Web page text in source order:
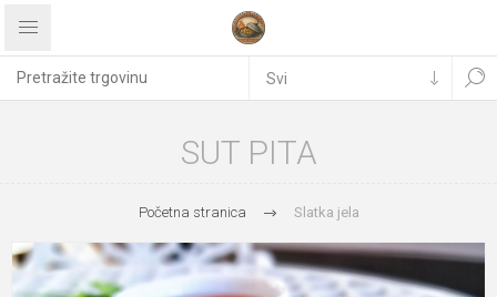
SUT PITA
Početna stranica Slatka jela